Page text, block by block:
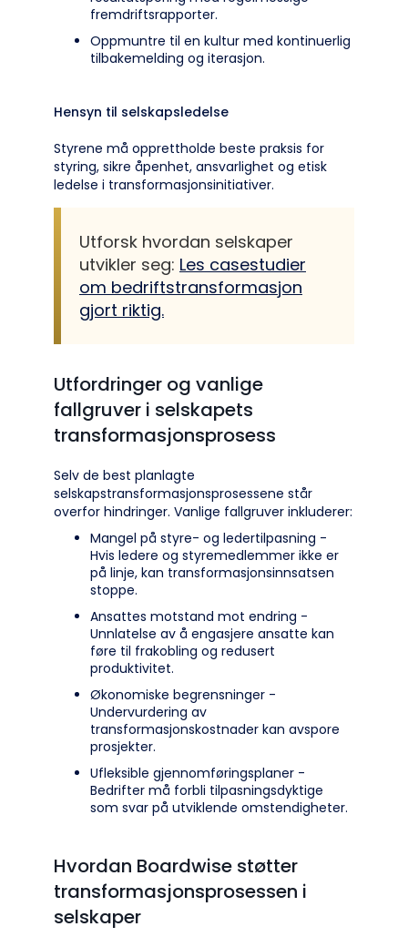
fremdriftsrapporter.
Oppmuntre til en kultur med kontinuerlig
tilbakemelding og iterasjon.
Hensyn til selskapsledelse
Styrene må opprettholde beste praksis for
styring, sikre åpenhet, ansvarlighet og etisk
ledelse i transformasjonsinitiativer.
Utforsk hvordan selskaper
utvikler seg: Les casestudier
om bedriftstransformasjon
gjort riktig.
Utfordringer og vanlige
fallgruver i selskapets
transformasjonsprosess
Selv de best planlagte
selskapstransformasjonsprosessene står
overfor hindringer. Vanlige fallgruver inkluderer:
Mangel på styre- og ledertilpasning -
Hvis ledere og styremedlemmer ikke er
på linje, kan transformasjonsinnsatsen
stoppe.
Ansattes motstand mot endring -
Unnlatelse av å engasjere ansatte kan
føre til frakobling og redusert
produktivitet.
Økonomiske begrensninger -
Undervurdering av
transformasjonskostnader kan avspore
prosjekter.
Ufleksible gjennomføringsplaner -
Bedrifter må forbli tilpasningsdyktige
som svar på utviklende omstendigheter.
Hvordan Boardwise støtter
transformasjonsprosessen i
selskaper